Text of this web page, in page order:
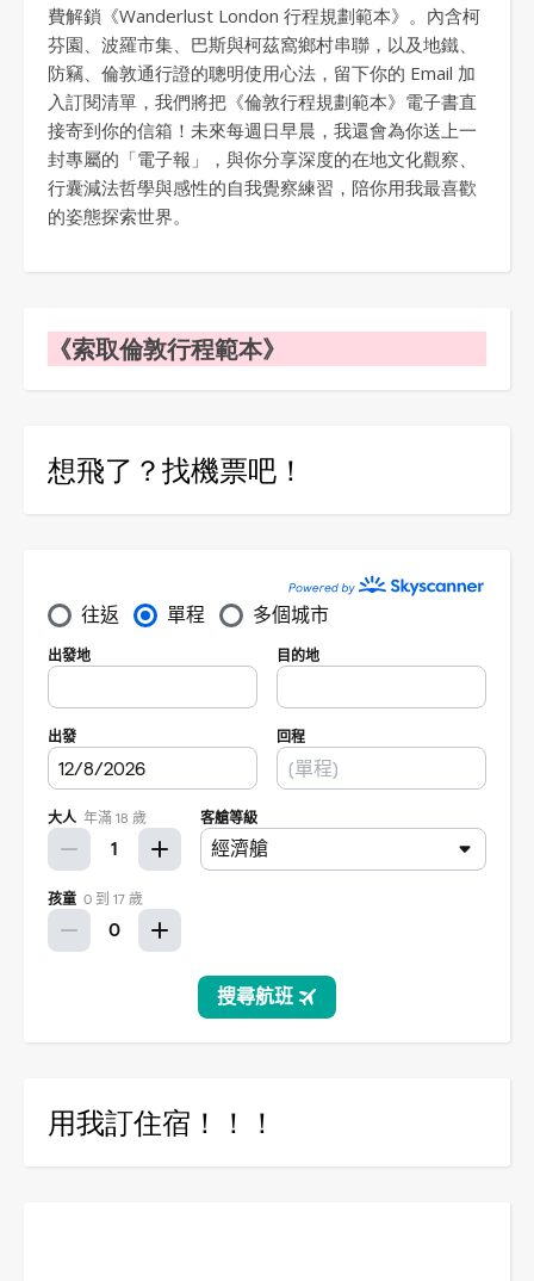
費解鎖《Wanderlust London 行程規劃範本》。內含柯
芬園、波羅市集、巴斯與柯茲窩鄉村串聯，以及地鐵、
防竊、倫敦通行證的聰明使用心法，留下你的 Email 加
入訂閱清單，我們將把《倫敦行程規劃範本》電子書直
接寄到你的信箱！未來每週日早晨，我還會為你送上一
封專屬的「電子報」，與你分享深度的在地文化觀察、
行囊減法哲學與感性的自我覺察練習，陪你用我最喜歡
的姿態探索世界。
《索取倫敦行程範本》
想飛了？找機票吧！
用我訂住宿！！！